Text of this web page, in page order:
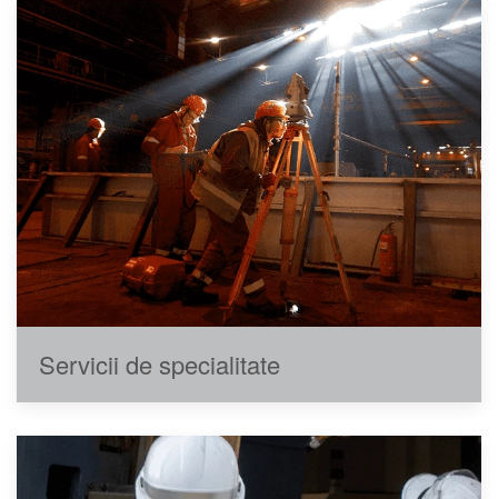
Servicii de specialitate